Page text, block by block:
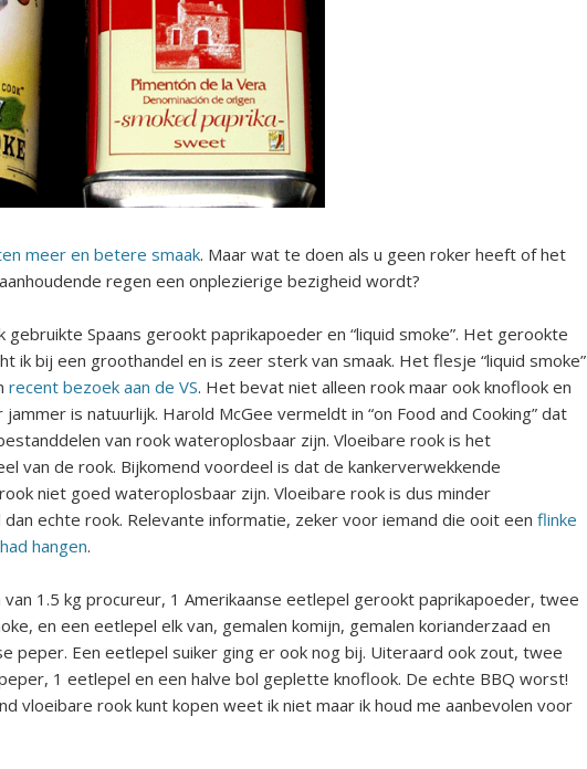
meer en betere smaak. Maar wat te doen als u geen roker heeft of het
regen een onplezierige bezigheid wordt?
gebruikte Spaans gerookt paprikapoeder en “liquid smoke”. Het gerookte
ik bij een groothandel en is zeer sterk van smaak. Het flesje “liquid smoke”
recent bezoek aan de VS. Het bevat niet alleen rook maar ook knoflook en
is natuurlijk. Harold McGee vermeldt in “on Food and Cooking” dat
van rook wateroplosbaar zijn. Vloeibare rook is het
van de rook. Bijkomend voordeel is dat de kankerverwekkende
niet goed wateroplosbaar zijn. Vloeibare rook is dus minder
dan echte rook. Relevante informatie, zeker voor iemand die ooit eenflinke
hangen.
1.5 kg procureur, 1 Amerikaanse eetlepel gerookt paprikapoeder, twee
en een eetlepel elk van, gemalen komijn, gemalen korianderzaad en
peper. Een eetlepel suiker ging er ook nog bij. Uiteraard ook zout, twee
1 eetlepel en een halve bol geplette knoflook. De echte BBQ worst!
vloeibare rook kunt kopen weet ik niet maar ik houd me aanbevolen voor